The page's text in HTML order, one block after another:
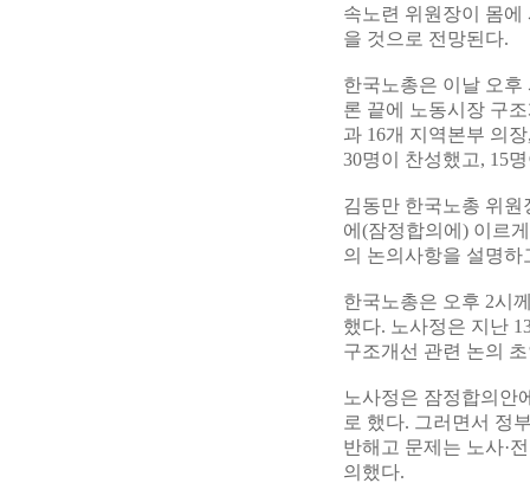
속노련 위원장이 몸
을 것으로 전망된다.
한국노총은 이날 오
론 끝에 노동시장 구
과 16개 지역본부 의
30명이 찬성했고, 15
김동만 한국노총 위
에(잠정합의에) 이르
의 논의사항을 설명
한국노총은 오후 2시
했다. 노사정은 지난
구조개선 관련 논의
노사정은 잠정합의안
로 했다. 그러면서 정
반해고 문제는 노사·
의했다.